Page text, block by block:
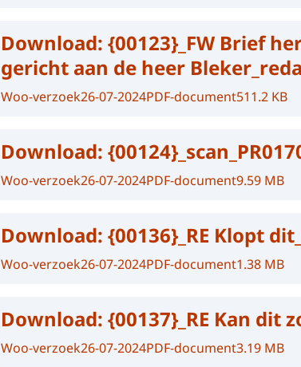
Download: {00123}_FW Brief
gericht aan de heer
Woo-verzoek26-07-2024PDF-document511.2 KB
Download:
Woo-verzoek26-07-2024PDF-document9.59 MB
Download: {00136}_RE Klopt
Woo-verzoek26-07-2024PDF-document1.38 MB
Download: {00137}_RE Kan dit
Woo-verzoek26-07-2024PDF-document3.19 MB